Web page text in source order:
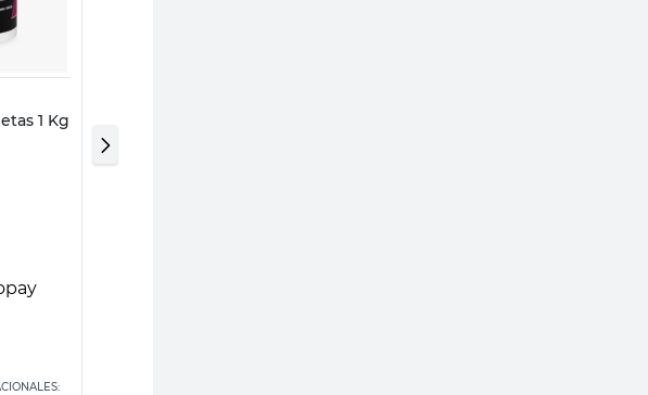
1 Kg
Sika